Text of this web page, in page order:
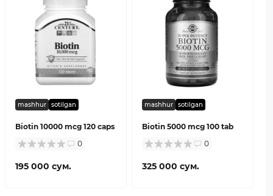
mashhur sotilgan
Biotin 10000 mcg 120 caps
0
195 000 сум.
mashhur sotilgan
Biotin 5000 mcg 100 tab
0
325 000 сум.